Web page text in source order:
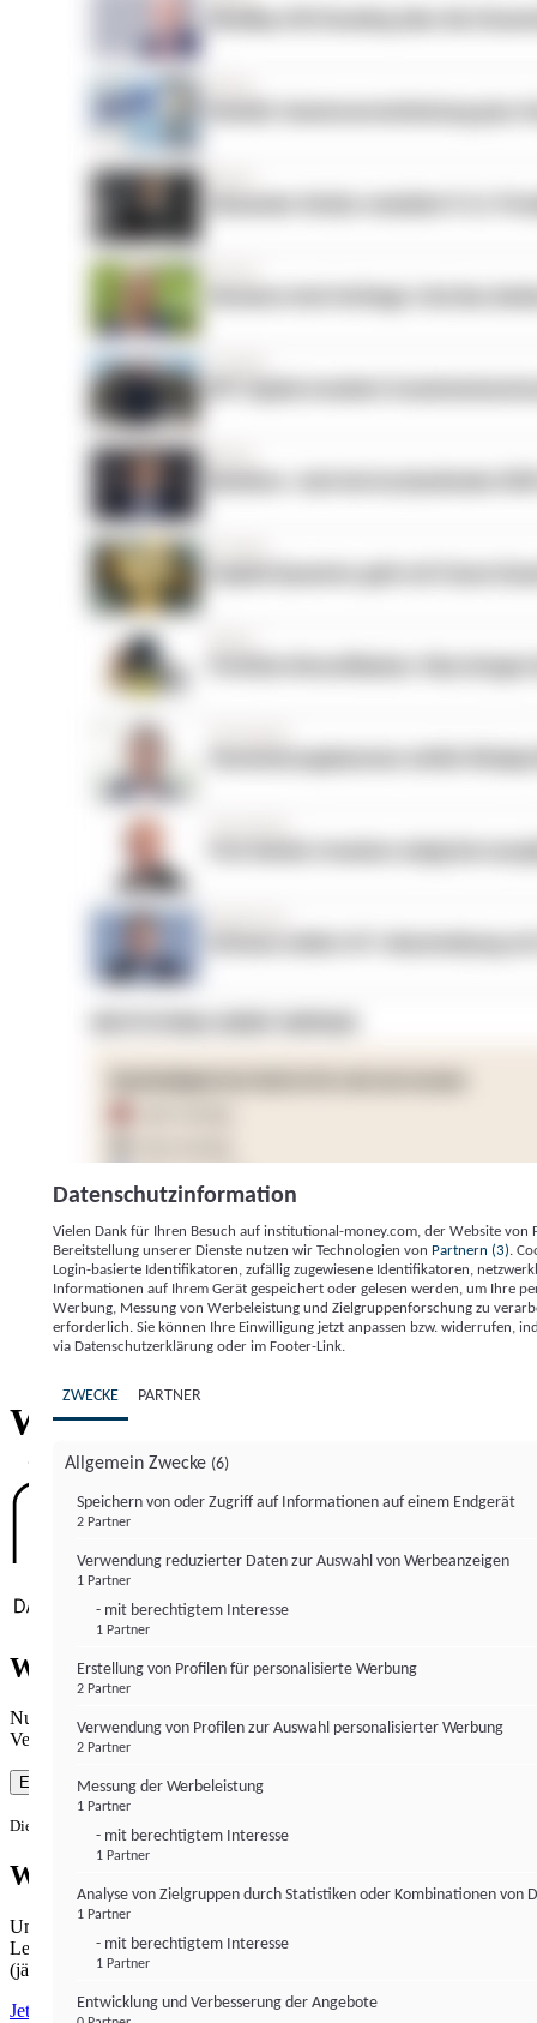
Institutional Money
ImpressumDatenschutzerklärung
Willkommen bei
Wie gewohnt mit Werbung lesen
Nutzen Sie institutional-money.com mit Ihrer Zustimmung zur
Verwendung von Cookies für Webanalyse und Werbemaßnahmen.
Einverstanden
Die Zustimmung ist jederzeit widerrufbar.
Werbefrei lesen
Unabhängiger Journalismus hat seinen Preis.
Lesen Sie institutional-money.com PUR für 33,99€ pro Monat
(jährliche Abrechnung).
Jetzt abonnieren
Datenschutzinformation
Vielen Dank für Ihren Besuch auf institutional-money.com, der Website von
Bereitstellung unserer Dienste nutzen wir Technologien von Partnern (3) .
Login-basierte Identifikatoren, zufällig zugewiesene Identifikatoren,
Informationen auf Ihrem Gerät gespeichert oder gelesen werden, um Ihre
Werbung, Messung von Werbeleistung und Zielgruppenforschung zu
erforderlich. Sie können Ihre Einwilligung jetzt anpassen bzw. widerrufen,
via Datenschutzerklärung oder im Footer-Link.
ZWECKE PARTNER
Allgemein Zwecke (6)
Speichern von oder Zugriff auf Informationen auf einem Endgerät
2 Partner
Verwendung reduzierter Daten zur Auswahl von Werbeanzeigen
1 Partner
- mit berechtigtem Interesse
1 Partner
Erstellung von Profilen für personalisierte Werbung
2 Partner
Verwendung von Profilen zur Auswahl personalisierter Werbung
2 Partner
Messung der Werbeleistung
1 Partner
- mit berechtigtem Interesse
1 Partner
Analyse von Zielgruppen durch Statistiken oder Kombinationen von
1 Partner
- mit berechtigtem Interesse
1 Partner
Entwicklung und Verbesserung der Angebote